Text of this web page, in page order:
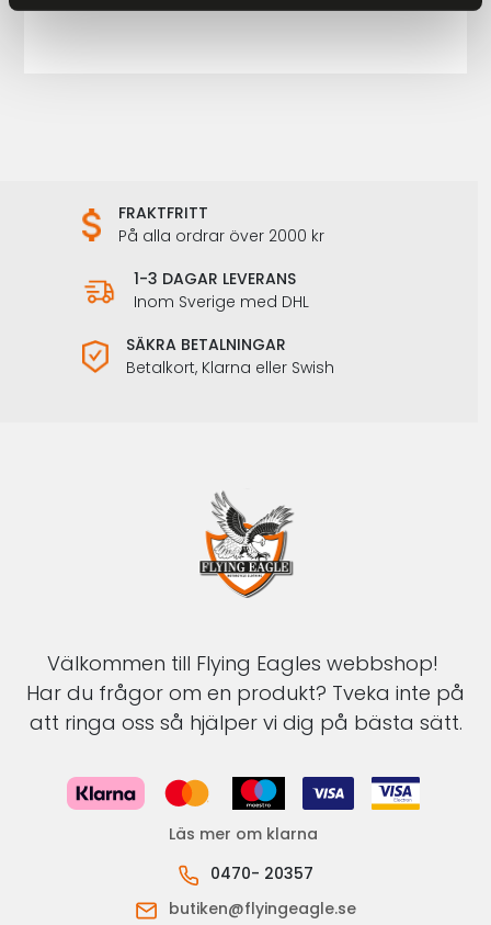
FRAKTFRITT
På alla ordrar över 2000 kr
1-3 DAGAR LEVERANS
Inom Sverige med DHL
SÄKRA BETALNINGAR
Betalkort, Klarna eller Swish
Välkommen till Flying Eagles webbshop!
Har du frågor om en produkt? Tveka inte på
att ringa oss så hjälper vi dig på bästa sätt.
Läs mer om klarna
0470- 20357
butiken@flyingeagle.se